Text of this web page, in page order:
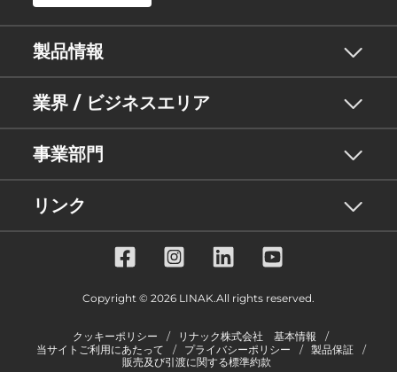
製品情報
業界 / ビジネスエリア
事業部門
リンク
Copyright © 2026 LINAK.All rights reserved.
クッキーポリシー
リナック株式会社 基本情報
当サイトご利用にあたって
プライバシーポリシー
製品保証
販売及び引渡に関する標準約款